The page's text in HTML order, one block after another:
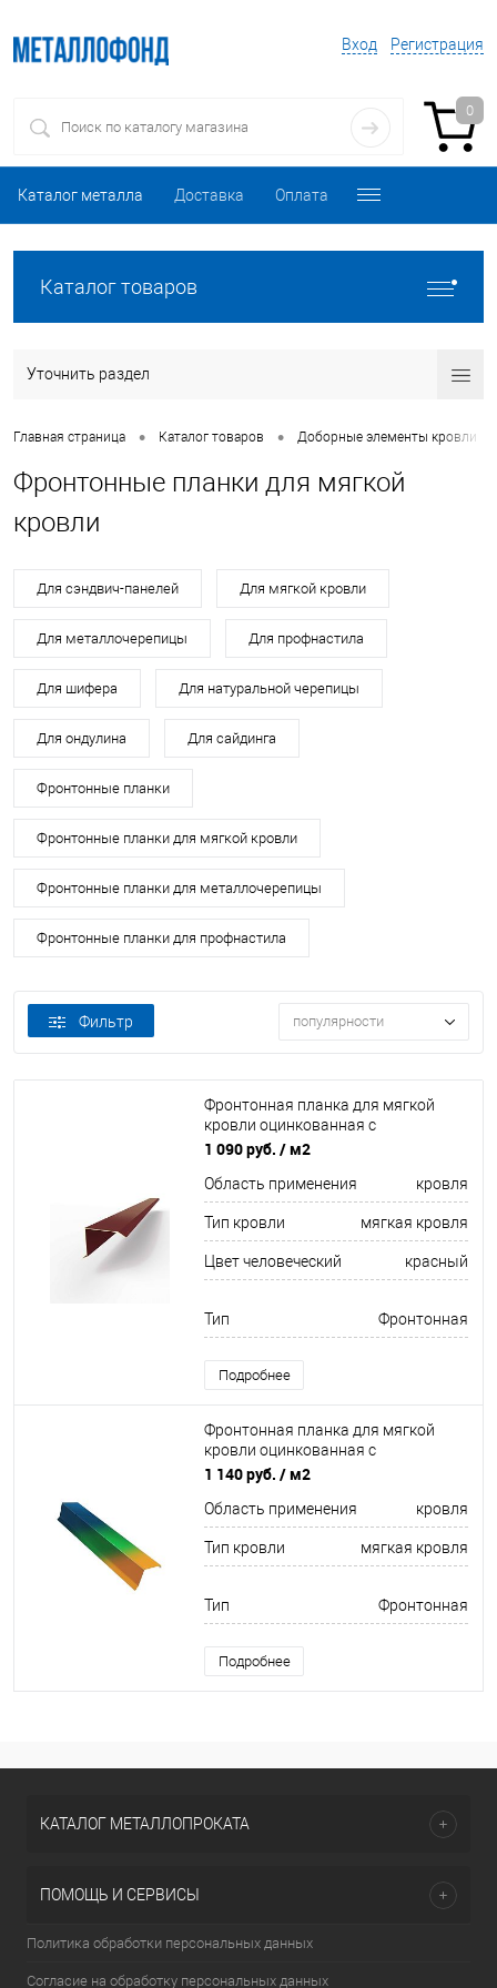
Вход Регистрация
0
Каталог металла Доставка Оплата
Каталог товаров
Уточнить раздел
Главная страница • Каталог товаров • Доборные элементы кровли
Фронтонные планки для мягкой
кровли
Для сэндвич-панелей Для мягкой кровли
Для металлочерепицы Для профнастила
Для шифера Для натуральной черепицы
Для ондулина Для сайдинга
Фронтонные планки
Фронтонные планки для мягкой кровли
Фронтонные планки для металлочерепицы
Фронтонные планки для профнастила
Фильтр популярности
Фронтонная планка для мягкой
кровли оцинкованная c
полимерным покрытием 0,45мм
1 090 руб. / м2
Область применения кровля
Тип кровли мягкая кровля
Цвет человеческий красный
Тип Фронтонная
Подробнее
Фронтонная планка для мягкой
кровли оцинкованная с
порошковым покрытием 0,5мм все
1 140 руб. / м2
Область применения кровля
Тип кровли мягкая кровля
Тип Фронтонная
Подробнее
КАТАЛОГ МЕТАЛЛОПРОКАТА
ПОМОЩЬ И СЕРВИСЫ
Политика обработки персональных данных
Согласие на обработку персональных данных